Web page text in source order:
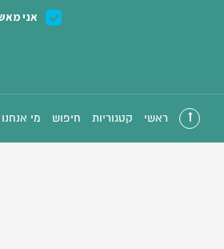
ראשי קטגוריות חיפוש מי אנחנו